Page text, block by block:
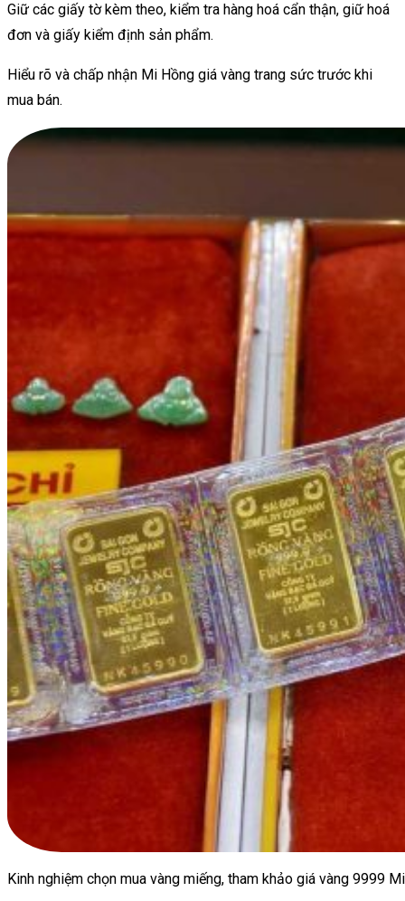
Giữ các giấy tờ kèm theo, kiểm tra hàng hoá cẩn thận, giữ hoá
đơn và giấy kiểm định sản phẩm.
Hiểu rõ và chấp nhận Mi Hồng giá vàng trang sức trước khi
mua bán.
Kinh nghiệm chọn mua vàng miếng, tham khảo giá vàng 9999